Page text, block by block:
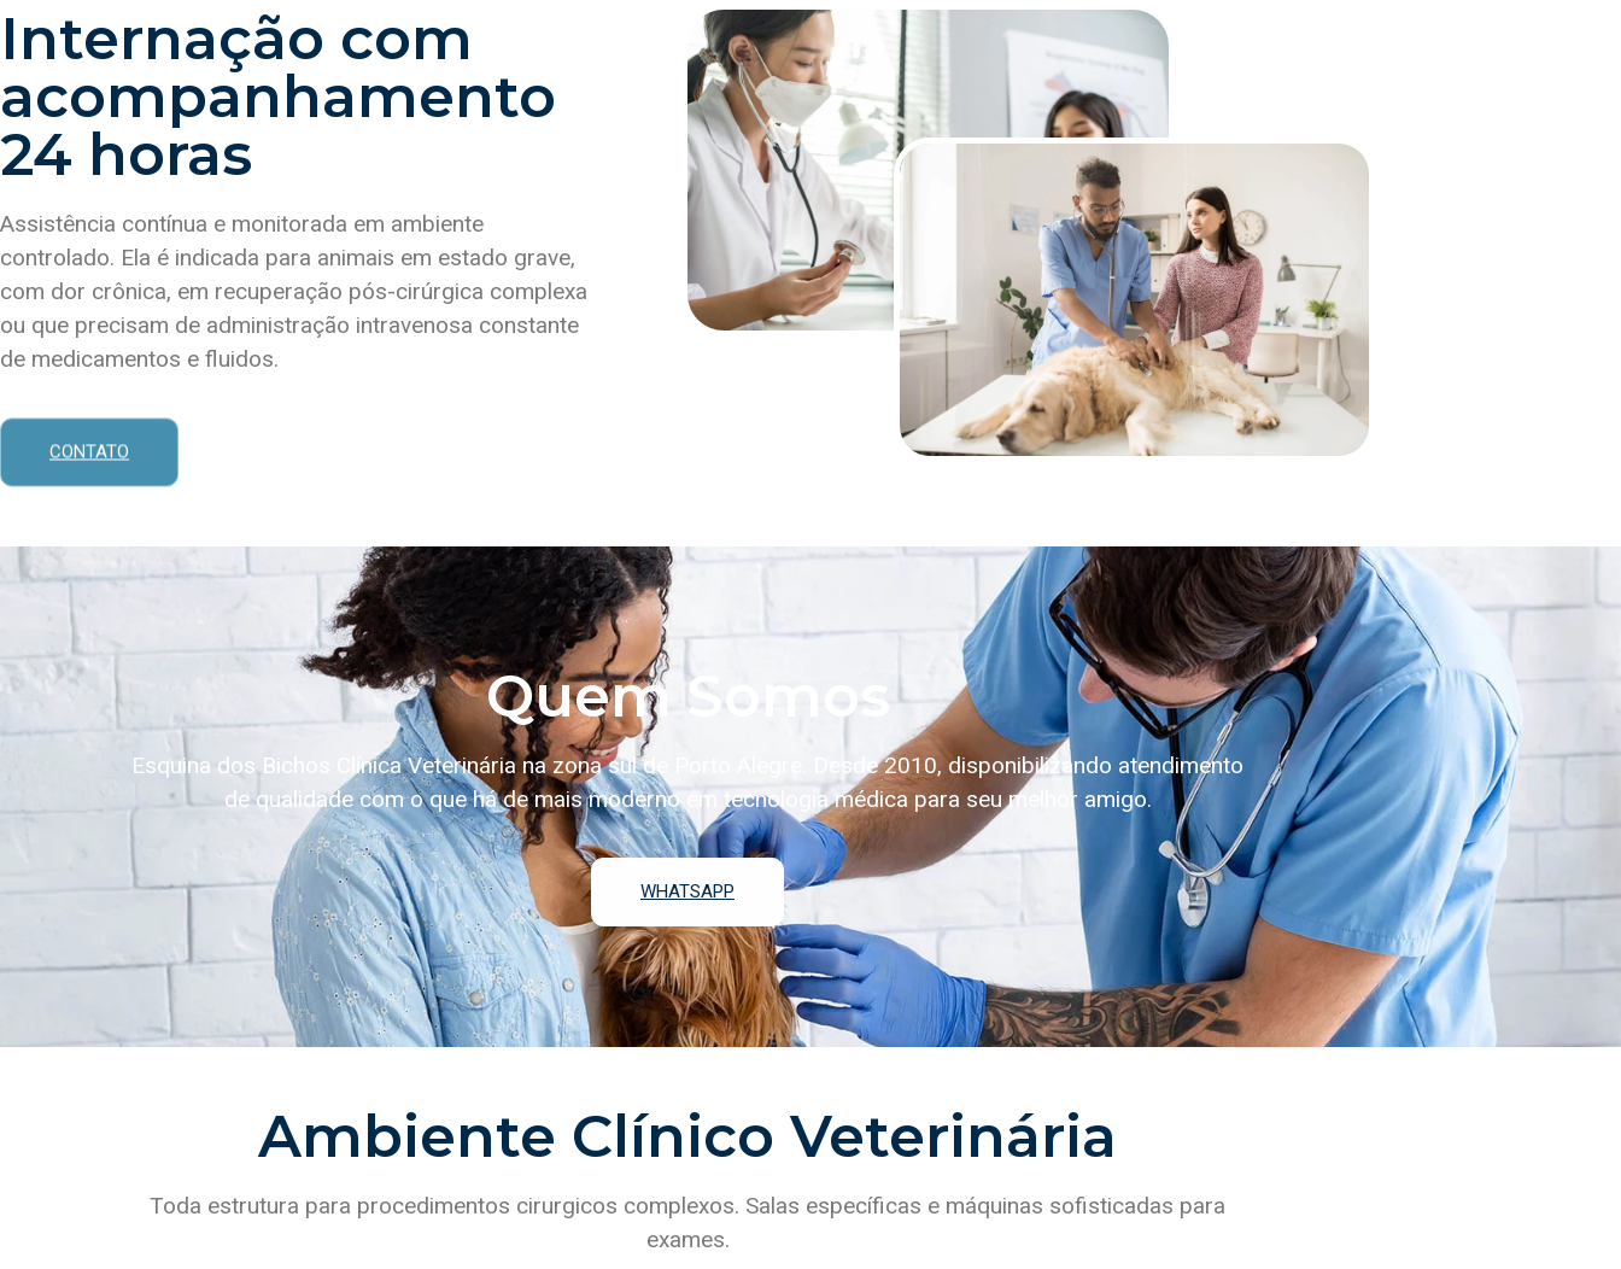
Internação com
acompanhamento
24 horas
Assistência contínua e monitorada em ambiente
controlado. Ela é indicada para animais em estado grave,
com dor crônica, em recuperação pós-cirúrgica complexa
ou que precisam de administração intravenosa constante
de medicamentos e fluidos.
CONTATO
Quem Somos
Esquina dos Bichos Clínica Veterinária na zona sul de Porto Alegre. Desde 2010, disponibilizando atendimento
de qualidade com o que há de mais moderno em tecnologia médica para seu melhor amigo.
WHATSAPP
Ambiente Clínico Veterinária
Toda estrutura para procedimentos cirurgicos complexos. Salas específicas e máquinas sofisticadas para
exames.